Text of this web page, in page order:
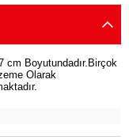
cm Boyutundadır.Birçok
Olarak